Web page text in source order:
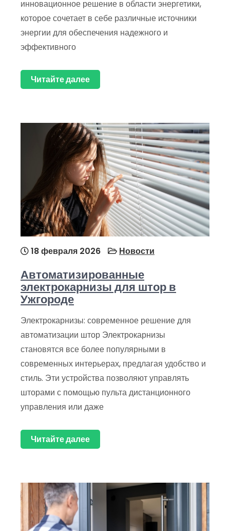
инновационное решение в области энергетики,
которое сочетает в себе различные источники
энергии для обеспечения надежного и
эффективного
Читайте далее
18 февраля 2026 Новости
Автоматизированные
электрокарнизы для штор в
Ужгороде
Электрокарнизы: современное решение для
автоматизации штор Электрокарнизы
становятся все более популярными в
современных интерьерах, предлагая удобство и
стиль. Эти устройства позволяют управлять
шторами с помощью пульта дистанционного
управления или даже
Читайте далее